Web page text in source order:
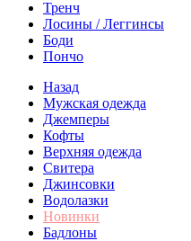
Тренч
Лосины / Леггинсы
Боди
Пончо
Назад
Мужская одежда
Джемперы
Кофты
Верхняя одежда
Свитера
Джинсовки
Водолазки
Новинки
Бадлоны